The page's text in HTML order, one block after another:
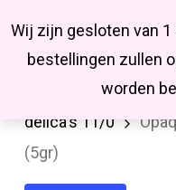
Wij zijn gesloten van
bestellingen zullen
worden
main
Missbluesieraden
MIYUKI
delica's 11/0
(5gr)